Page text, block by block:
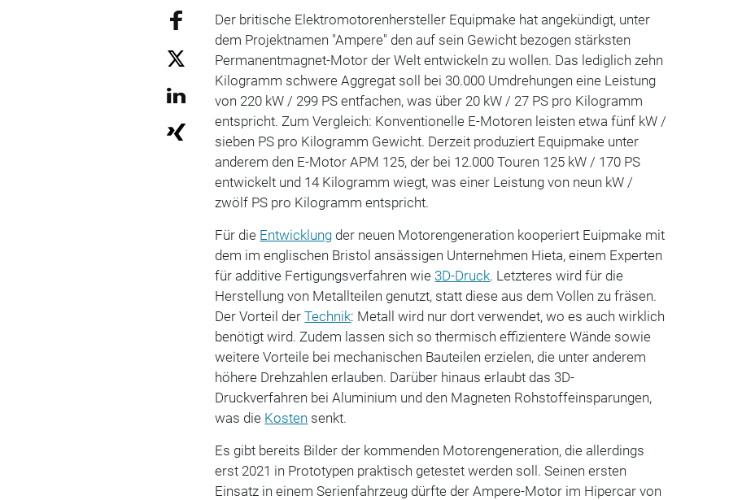
Der britische Elektromotorenhersteller Equipmake hat angekündigt, unter
dem Projektnamen "Ampere" den auf sein Gewicht bezogen stärksten
Permanentmagnet-Motor der Welt entwickeln zu wollen. Das lediglich zehn
Kilogramm schwere Aggregat soll bei 30.000 Umdrehungen eine Leistung
von 220 kW / 299 PS entfachen, was über 20 kW / 27 PS pro Kilogramm
entspricht. Zum Vergleich: Konventionelle E-Motoren leisten etwa fünf kW /
sieben PS pro Kilogramm Gewicht. Derzeit produziert Equipmake unter
anderem den E-Motor APM 125, der bei 12.000 Touren 125 kW / 170 PS
entwickelt und 14 Kilogramm wiegt, was einer Leistung von neun kW /
zwölf PS pro Kilogramm entspricht.
Für die Entwicklung der neuen Motorengeneration kooperiert Euipmake mit
dem im englischen Bristol ansässigen Unternehmen Hieta, einem Experten
für additive Fertigungsverfahren wie 3D-Druck. Letzteres wird für die
Herstellung von Metallteilen genutzt, statt diese aus dem Vollen zu fräsen.
Der Vorteil derTechnik: Metall wird nur dort verwendet, wo es auch wirklich
benötigt wird. Zudem lassen sich so thermisch effizientere Wände sowie
weitere Vorteile bei mechanischen Bauteilen erzielen, die unter anderem
höhere Drehzahlen erlauben. Darüber hinaus erlaubt das 3D-
Druckverfahren bei Aluminium und den Magneten Rohstoffeinsparungen,
was die Kosten senkt.
Es gibt bereits Bilder der kommenden Motorengeneration, die allerdings
erst 2021 in Prototypen praktisch getestet werden soll. Seinen ersten
Einsatz in einem Serienfahrzeug dürfte der Ampere-Motor im Hipercar von